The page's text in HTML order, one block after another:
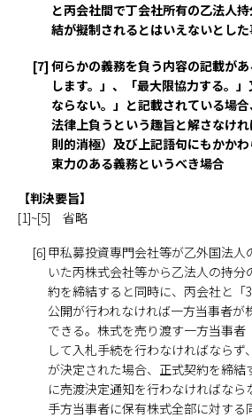
と丙会社間で丁会社所有の乙法人
結が擬制されるとはいえないとし
[7]何らかの義務を負う内容の記載が
します。」、「最大限協力する。
ならない。」と記載されている場
法律上負うという趣旨と解さなけ
則的消極）及び上記語句にもかか
束力のある義務というべき場合
【判決要旨】
[1]~[5] 省略
[6] 甲私募投資専門会社等が乙外国法人
いた丙株式会社等から乙法人の持分
約を締結すると同時に、丙会社と「
公開が行われなければ一方当事者が
できる。株式を売り渡す一方当事者
して入札手続を行わなければならず
が決定された場合、正式契約を締結
に売渡決定通知を行わなければなら
手方当事者に保有株式全部に対する